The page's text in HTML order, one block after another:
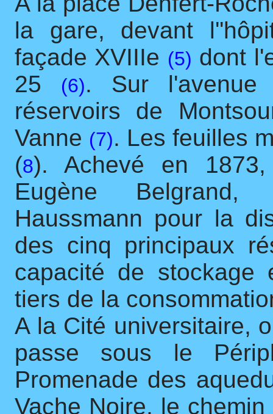
la gare, devant
façade XVIIIe (5) dont
25
(6). Sur
réservoirs de
Vanne (7). Les feuilles
(8). Achevé en
Eugène
Haussmann pour la
des cinq principaux
capacité de
tiers de la
A la Cité universitaire,
passe sous le
Promenade des
Vache Noire, le